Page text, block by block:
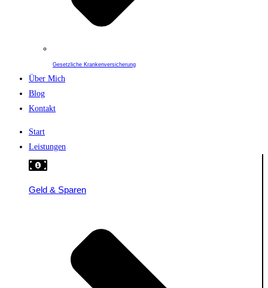
Gesetzliche Krankenversicherung
Über Mich
Blog
Kontakt
Start
Leistungen
Geld & Sparen